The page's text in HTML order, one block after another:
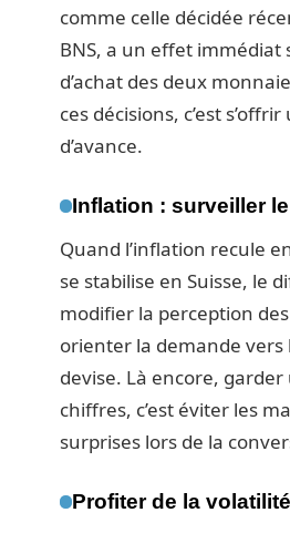
comme celle décidée
BNS, a un effet immédiat
d’achat des deux
ces décisions, c’est
d’avance.
Inflation : surveiller
Quand l’inflation recule
se stabilise en Suisse, le
modifier la perception
orienter la demande vers
devise. Là encore,
chiffres, c’est éviter les
surprises lors de la
Profiter de la volatilité